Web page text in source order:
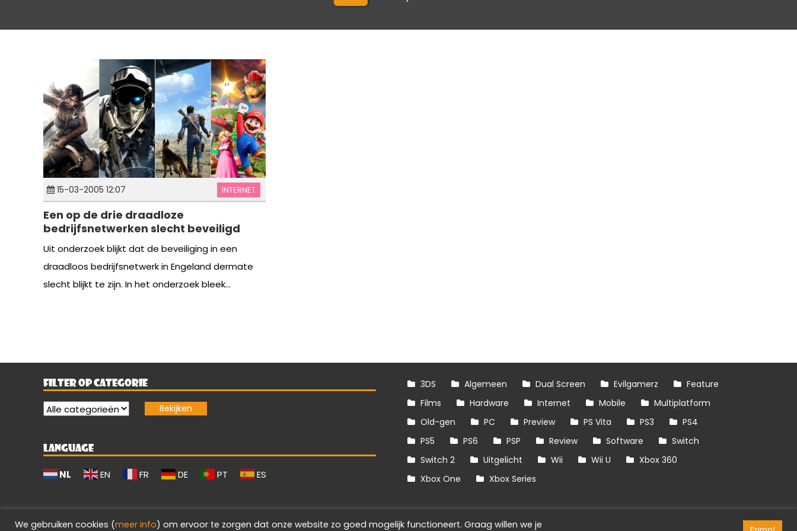
15-03-2005 12:07 INTERNET
Een op de drie draadloze
bedrijfsnetwerken slecht beveiligd
Uit onderzoek blijkt dat de beveiliging in een
draadloos bedrijfsnetwerk in Engeland dermate
slecht blijkt te zijn. In het onderzoek bleek...
FILTER OP CATEGORIE
LANGUAGE
NL EN FR DE PT ES
3DS Algemeen Dual Screen Evilgamerz
Feature
Films
Hardware Internet Mobile
Multiplatform
Old-gen
PC Preview PS Vita PS3
PS4
PS5
PS6 PSP Review Software
Switch
Switch 2
Uitgelicht Wii Wii U
Xbox 360
Xbox One
Xbox Series
We gebruiken cookies (meer info) om ervoor te zorgen dat onze website zo goed mogelijk functioneert. Graag willen we je